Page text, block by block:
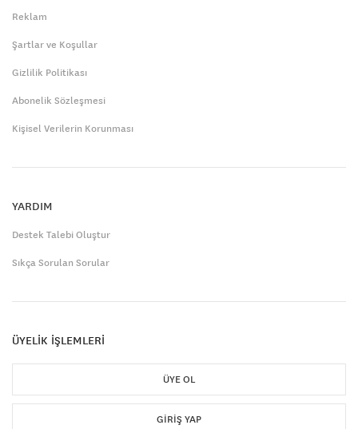
Reklam
Şartlar ve Koşullar
Gizlilik Politikası
Abonelik Sözleşmesi
Kişisel Verilerin Korunması
YARDIM
Destek Talebi Oluştur
Sıkça Sorulan Sorular
ÜYELİK İŞLEMLERİ
ÜYE OL
GIRIŞ YAP